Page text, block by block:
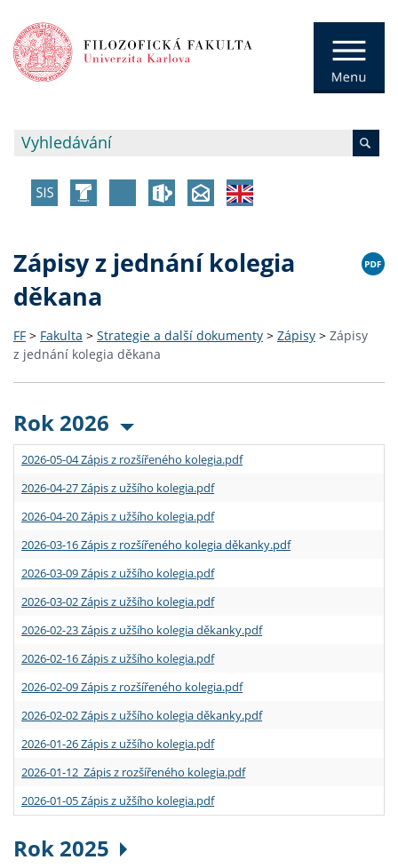
Zápisy z jednání kolegia
děkana
FF > Fakulta > Strategie a další dokumenty > Zápisy > Zápisy
z jednání kolegia děkana
Rok 2026
2026-05-04 Zápis z rozšířeného kolegia.pdf
2026-04-27 Zápis z užšího kolegia.pdf
2026-04-20 Zápis z užšího kolegia.pdf
2026-03-16 Zápis z rozšířeného kolegia děkanky.pdf
2026-03-09 Zápis z užšího kolegia.pdf
2026-03-02 Zápis z užšího kolegia.pdf
2026-02-23 Zápis z užšího kolegia děkanky.pdf
2026-02-16 Zápis z užšího kolegia.pdf
2026-02-09 Zápis z rozšířeného kolegia.pdf
2026-02-02 Zápis z užšího kolegia děkanky.pdf
2026-01-26 Zápis z užšího kolegia.pdf
2026-01-12 Zápis z rozšířeného kolegia.pdf
2026-01-05 Zápis z užšího kolegia.pdf
Rok 2025